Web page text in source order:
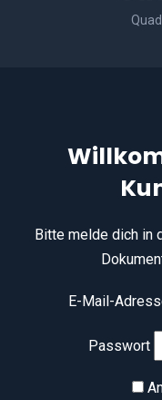
Bitte melde dich in
E-Mail-
Passwort